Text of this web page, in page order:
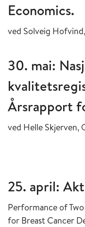
Economics.
ved Solveig
30. mai:
Årsrapport
ved Helle Skjerven,
25. april:
Performance of
for Breast Cancer